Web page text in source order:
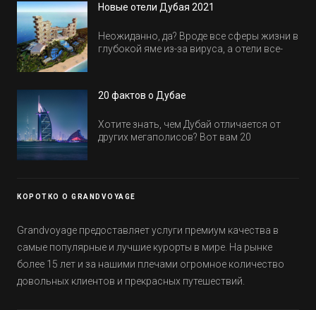
Новые отели Дубая 2021
Неожиданно, да? Вроде все сферы жизни в
глубокой яме из-за вируса, а отели все-
обычно на первые заезды дают промо-
20 фактов о Дубае
Хотите знать, чем Дубай отличается от
других мегаполисов? Вот вам 20
КОРОТКО О GRANDVOYAGE
Grandvoyage предоставляет услуги премиум качества в
самые популярные и лучшие курорты в мире. На рынке
более 15 лет и за нашими плечами огромное количество
довольных клиентов и прекрасных путешествий.